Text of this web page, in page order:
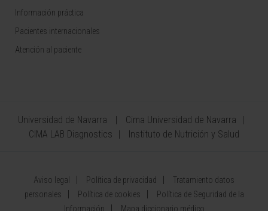
Información práctica
Pacientes internacionales
Atención al paciente
Universidad de Navarra
Cima Universidad de Navarra
CIMA LAB Diagnostics
Instituto de Nutrición y Salud
Aviso legal Política de privacidad
Tratamiento datos
personales
Política de cookies
Política de Seguridad de la
Información
Mapa diccionario médico